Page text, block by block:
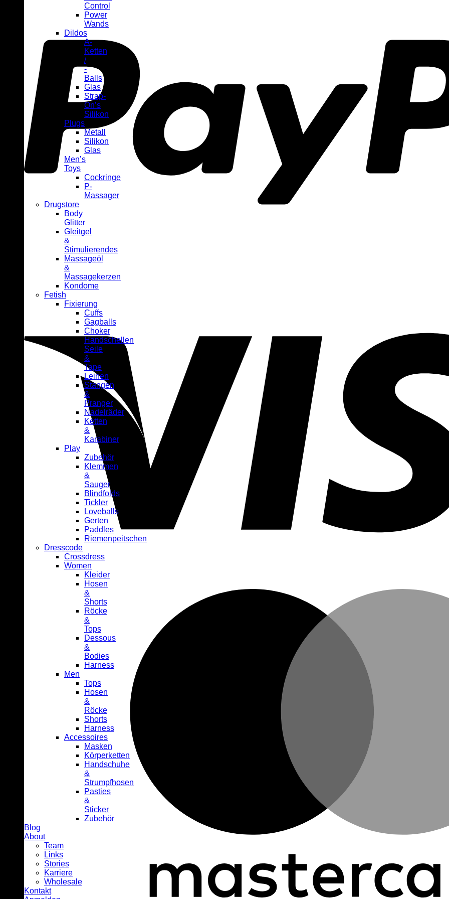
Control
Power
Wands
Dildos
A-
Ketten
/
-
Balls
Glas
Strap-
On’s
Silikon
Plugs
Metall
Silikon
Glas
Men’s
Toys
Cockringe
P-
Massager
Drugstore
Body
Glitter
Gleitgel
&
Stimulierendes
Massageöl
&
Massagekerzen
Kondome
Fetish
Fixierung
Cuffs
Gagballs
Choker
Handschellen
Seile
&
Tape
Leinen
Stangen
&
Pranger
Nadelräder
Ketten
&
Karabiner
Play
Zubehör
Klemmen
&
Sauger
Blindfolds
Tickler
Loveballs
Gerten
Paddles
Riemenpeitschen
Dresscode
Crossdress
Women
Kleider
Hosen
&
Shorts
Röcke
&
Tops
Dessous
&
Bodies
Harness
Men
Tops
Hosen
&
Röcke
Shorts
Harness
Accessoires
Masken
Körperketten
Handschuhe
&
Strumpfhosen
Pasties
&
Sticker
Zubehör
Blog
About
Team
Links
Stories
Karriere
Wholesale
Kontakt